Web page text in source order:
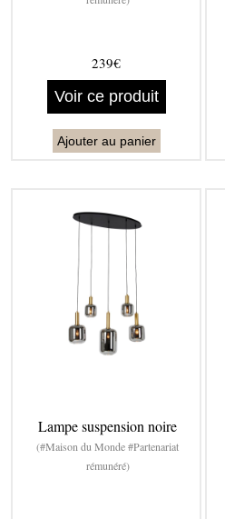
239€
Voir ce produit
Ajouter au panier
Lampe suspension noire
(#Maison du Monde #Partenariat
rémunéré)